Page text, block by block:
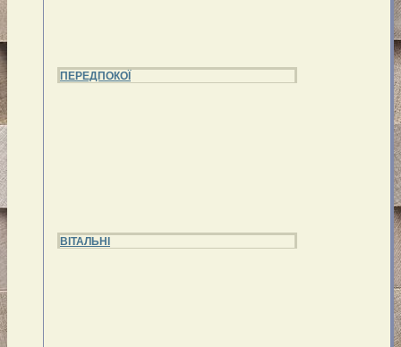
ПЕРЕДПОКОЇ
ВІТАЛЬНІ